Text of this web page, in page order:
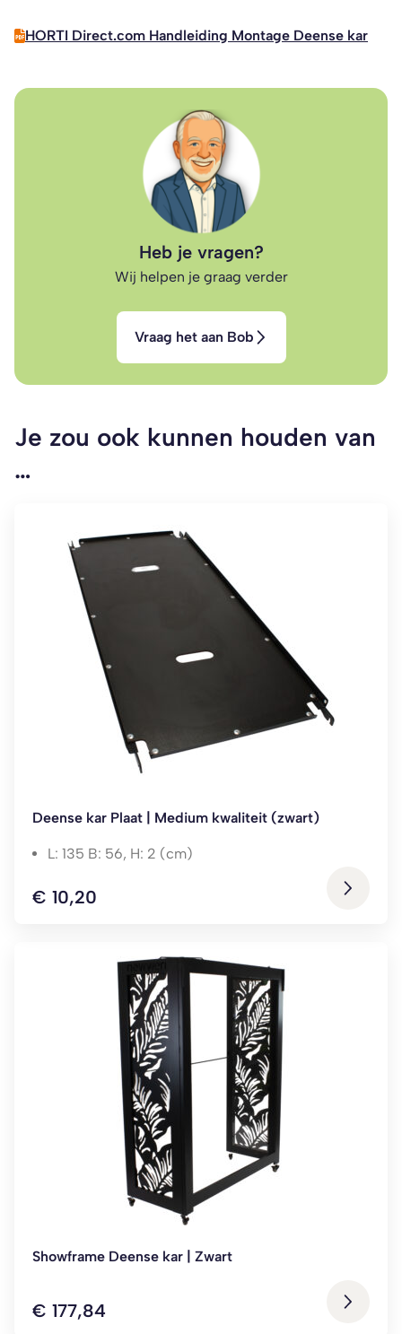
HORTI Direct.com Handleiding Montage Deense kar
Heb je vragen?
Wij helpen je graag verder
Vraag het aan Bob
Je zou ook kunnen houden van
…
Deense kar Plaat | Medium kwaliteit (zwart)
L: 135 B: 56, H: 2 (cm)
€ 10,20
Showframe Deense kar | Zwart
€ 177,84